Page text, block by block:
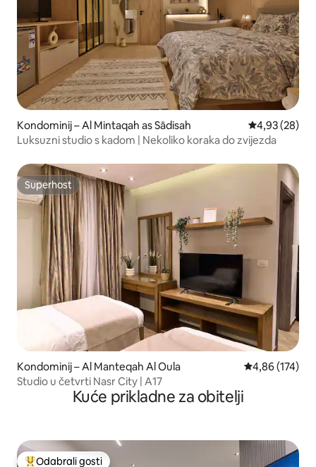
Kondominij – Al Mintaqah as Sādisah Prosječna
4,93 (28)
Luksuzni studio s kadom | Nekoliko koraka do zvijezda
Superhost
Superhost
Kondominij – Al Manteqah Al Oula Prosječna
4,86 (174)
Studio u četvrti Nasr City | A17
Kuće prikladne za obitelji
Odabrali gosti